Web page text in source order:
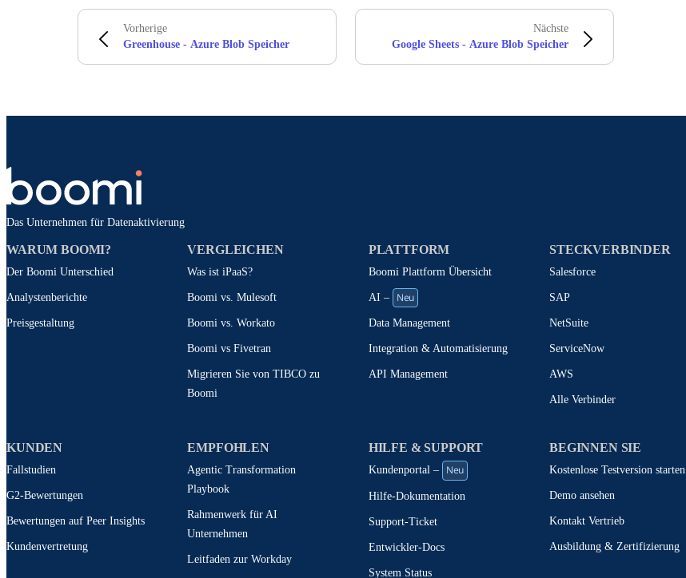
Vorherige
Greenhouse - Azure Blob Speicher
Nächste
Google Sheets - Azure Blob Speicher
Das Unternehmen für Datenaktivierung
WARUM BOOMI?
Der Boomi Unterschied
Analystenberichte
Preisgestaltung
VERGLEICHEN
Was ist iPaaS?
Boomi vs. Mulesoft
Boomi vs. Workato
Boomi vs Fivetran
Migrieren Sie von TIBCO zu
Boomi
PLATTFORM
Boomi Plattform Übersicht
AI – Neu
Data Management
Integration & Automatisierung
API Management
STECKVERBINDER
Salesforce
SAP
NetSuite
ServiceNow
AWS
Alle Verbinder
KUNDEN
Fallstudien
G2-Bewertungen
Bewertungen auf Peer Insights
Kundenvertretung
EMPFOHLEN
Agentic Transformation
Playbook
Rahmenwerk für AI
Unternehmen
Leitfaden zur Workday
HILFE & SUPPORT
Kundenportal – Neu
Hilfe-Dokumentation
Support-Ticket
Entwickler-Docs
System Status
BEGINNEN SIE
Kostenlose Testversion starten
Demo ansehen
Kontakt Vertrieb
Ausbildung & Zertifizierung